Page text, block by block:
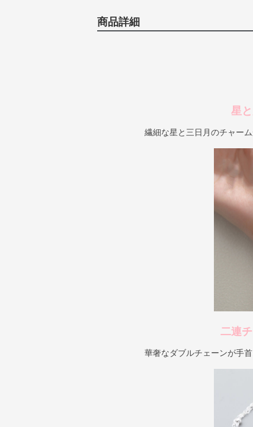
商品詳細
星
繊細な星と三日月のチャー
二連
華奢なダブルチェーンが手